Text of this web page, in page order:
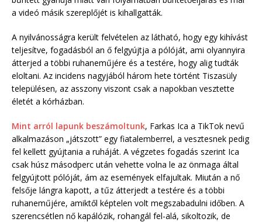
a videó másik szereplőjét is kihallgatták.
A nyilvánosságra került felvételen az látható, hogy egy kihívást
teljesítve, fogadásból an ő felgyújtja a pólóját, ami olyannyira
átterjed a többi ruhaneműjére és a testére, hogy alig tudták
eloltani. Az incidens nagyjából három hete történt Tiszasüly
településen, az asszony viszont csak a napokban vesztette
életét a kórházban.
Mint arról lapunk beszámoltunk, Farkas Ica a TikTok nevű
alkalmazáson „játszott” egy fiatalemberrel, a vesztesnek pedig
fel kellett gyújtania a ruháját. A végzetes fogadás szerint Ica
csak húsz másodperc után vehette volna le az önmaga által
felgyújtott pólóját, ám az események elfajultak. Miután a nő
felsője lángra kapott, a tűz átterjedt a testére és a többi
ruhaneműjére, amiktől képtelen volt megszabadulni időben. A
szerencsétlen nő kapálózik, rohangál fel-alá, sikoltozik, de